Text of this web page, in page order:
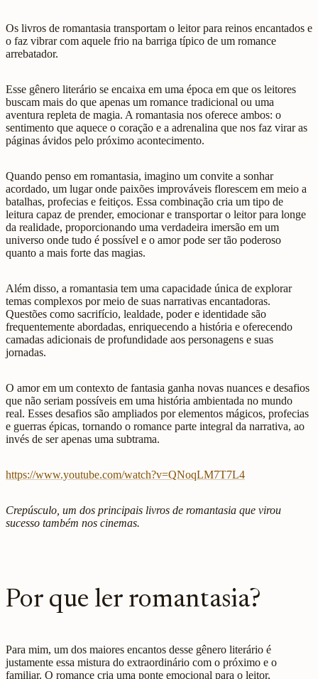
Os livros de romantasia transportam o leitor para reinos encantados e
o faz vibrar com aquele frio na barriga típico de um romance
arrebatador.
Esse gênero literário se encaixa em uma época em que os leitores
buscam mais do que apenas um romance tradicional ou uma
aventura repleta de magia. A romantasia nos oferece ambos: o
sentimento que aquece o coração e a adrenalina que nos faz virar as
páginas ávidos pelo próximo acontecimento.
Quando penso em romantasia, imagino um convite a sonhar
acordado, um lugar onde paixões improváveis florescem em meio a
batalhas, profecias e feitiços. Essa combinação cria um tipo de
leitura capaz de prender, emocionar e transportar o leitor para longe
da realidade, proporcionando uma verdadeira imersão em um
universo onde tudo é possível e o amor pode ser tão poderoso
quanto a mais forte das magias.
Além disso, a romantasia tem uma capacidade única de explorar
temas complexos por meio de suas narrativas encantadoras.
Questões como sacrifício, lealdade, poder e identidade são
frequentemente abordadas, enriquecendo a história e oferecendo
camadas adicionais de profundidade aos personagens e suas
jornadas.
O amor em um contexto de fantasia ganha novas nuances e desafios
que não seriam possíveis em uma história ambientada no mundo
real. Esses desafios são ampliados por elementos mágicos, profecias
e guerras épicas, tornando o romance parte integral da narrativa, ao
invés de ser apenas uma subtrama.
https://www.youtube.com/watch?v=QNoqLM7T7L4
Crepúsculo, um dos principais livros de romantasia que virou
sucesso também nos cinemas.
Por que ler romantasia?
Para mim, um dos maiores encantos desse gênero literário é
justamente essa mistura do extraordinário com o próximo e o
familiar. O romance cria uma ponte emocional para o leitor,